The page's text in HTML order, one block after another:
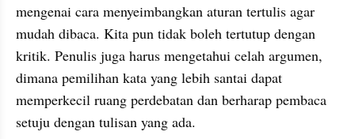
mengenai cara menyeimbangkan aturan tertulis agar
mudah dibaca. Kita pun tidak boleh tertutup dengan
kritik. Penulis juga harus mengetahui celah argumen,
dimana pemilihan kata yang lebih santai dapat
memperkecil ruang perdebatan dan berharap pembaca
setuju dengan tulisan yang ada.